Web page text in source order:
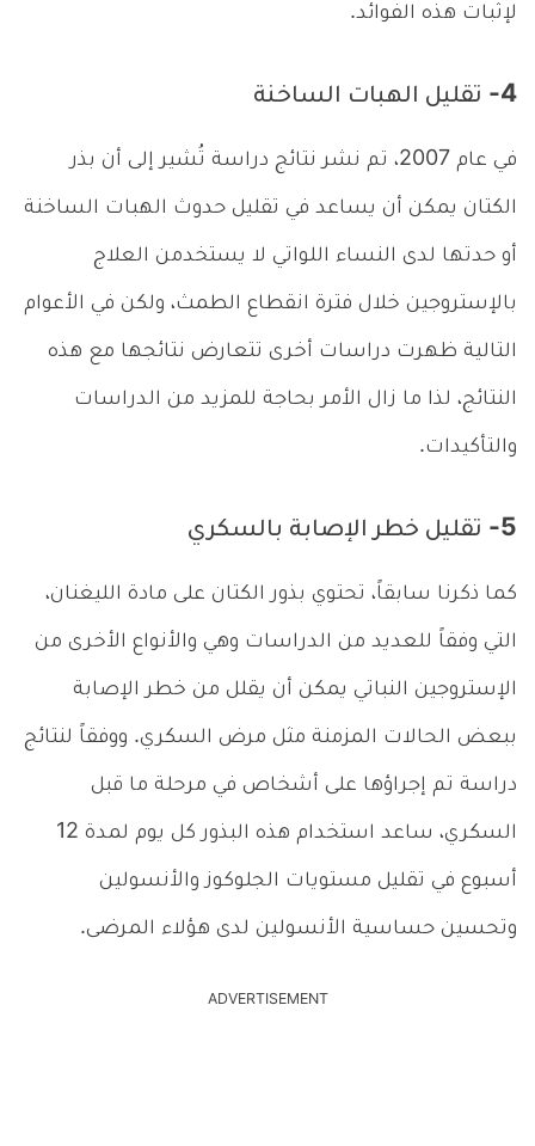
لإثبات هذه الفوائد.
4- تقليل الهبات الساخنة
في عام 2007، تم نشر نتائج دراسة تُشير إلى أن بذر
الكتان يمكن أن يساعد في تقليل حدوث الهبات الساخنة
أو حدتها لدى النساء اللواتي لا يستخدمن العلاج
بالإستروجين خلال فترة انقطاع الطمث، ولكن في الأعوام
التالية ظهرت دراسات أخرى تتعارض نتائجها مع هذه
النتائج، لذا ما زال الأمر بحاجة للمزيد من الدراسات
والتأكيدات.
5- تقليل خطر الإصابة بالسكري
كما ذكرنا سابقاً، تحتوي بذور الكتان على مادة الليغنان،
التي وفقاً للعديد من الدراسات وهي والأنواع الأخرى من
الإستروجين النباتي يمكن أن يقلل من خطر الإصابة
ببعض الحالات المزمنة مثل مرض السكري. ووفقاً لنتائج
دراسة تم إجراؤها على أشخاص في مرحلة ما قبل
السكري، ساعد استخدام هذه البذور كل يوم لمدة 12
أسبوع في تقليل مستويات الجلوكوز والأنسولين
وتحسين حساسية الأنسولين لدى هؤلاء المرضى.
ADVERTISEMENT